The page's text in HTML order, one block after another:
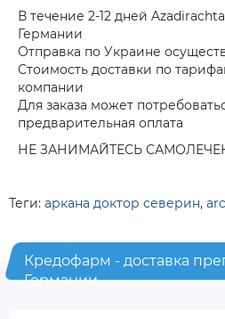
В течение 2-12 дней
Германии
Отправка по Украине
Стоимость доставки по
компании
Для заказа может
предварительная оплата
НЕ ЗАНИМАЙТЕСЬ
Теги: аркана доктор северин,
Кредофарм - доставка
Германии